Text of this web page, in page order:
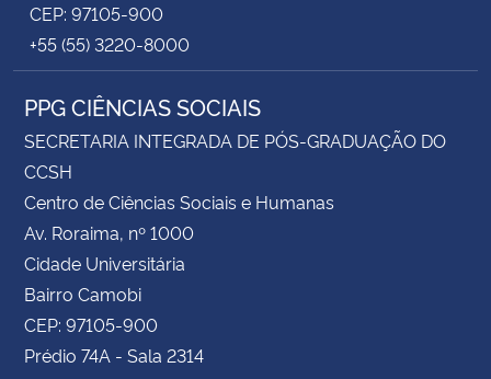
CEP: 97105-900
+55 (55) 3220-8000
PPG CIÊNCIAS SOCIAIS
SECRETARIA INTEGRADA DE PÓS-GRADUAÇÃO DO
CCSH
Centro de Ciências Sociais e Humanas
Av. Roraima, nº 1000
Cidade Universitária
Bairro Camobi
CEP: 97105-900
Prédio 74A - Sala 2314